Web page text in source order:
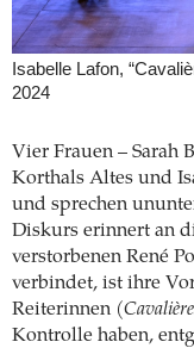
Isabelle Lafon,
2024
Vier Frauen – Sarah
Korthals Altes und
und sprechen
Diskurs erinnert an
verstorbenen René
verbindet, ist ihre
Reiterinnen (
Kontrolle haben,